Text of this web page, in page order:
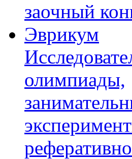
заочный
Эврикум
олимпиады,